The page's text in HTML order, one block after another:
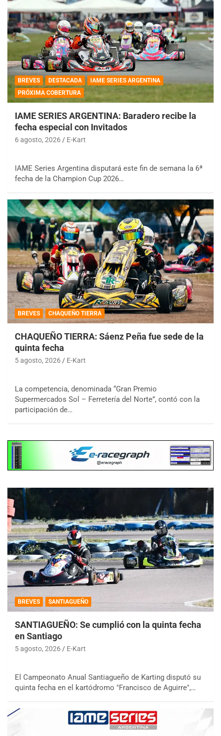
BREVES DESTACADA
IAME SERIES ARGENTINA
PRÓXIMA COBERTURA
IAME SERIES ARGENTINA: Baradero recibe la
fecha especial con Invitados
6 agosto, 2026 E-Kart
IAME Series Argentina disputará este fin de semana la 6ª
fecha de la Champion Cup 2026…
BREVES CHAQUEÑO TIERRA
CHAQUEÑO TIERRA: Sáenz Peña fue sede de la
quinta fecha
5 agosto, 2026 E-Kart
La competencia, denominada “Gran Premio
Supermercados Sol – Ferretería del Norte”, contó con la
participación de…
BREVES SANTIAGUEÑO
SANTIAGUEÑO: Se cumplió con la quinta fecha
en Santiago
5 agosto, 2026 E-Kart
El Campeonato Anual Santiagueño de Karting disputó su
quinta fecha en el kartódromo "Francisco de Aguirre",…